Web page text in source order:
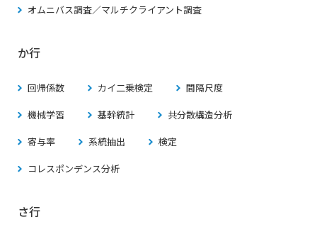
オムニバス調査／マルチクライアント調査
か行
回帰係数 カイ二乗検定
間隔尺度
機械学習
基幹統計
共分散構造分析
寄与率
系統抽出
検定
コレスポンデンス分析
さ行